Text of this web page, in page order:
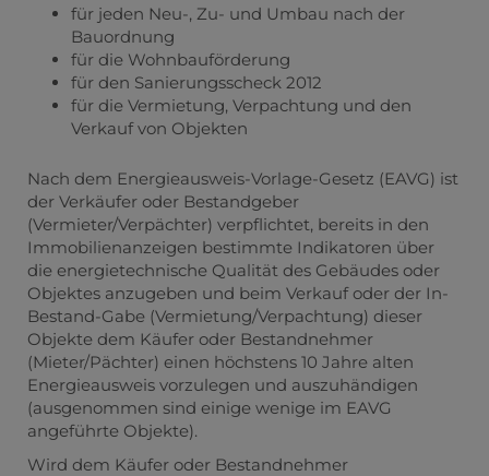
für jeden Neu-, Zu- und Umbau nach der
Bauordnung
für die Wohnbauförderung
für den Sanierungsscheck 2012
für die Vermietung, Verpachtung und den
Verkauf von Objekten
Nach dem Energieausweis-Vorlage-Gesetz (EAVG) ist
der Verkäufer oder Bestandgeber
(Vermieter/Verpächter) verpflichtet, bereits in den
Immobilienanzeigen bestimmte Indikatoren über
die energietechnische Qualität des Gebäudes oder
Objektes anzugeben und beim Verkauf oder der In-
Bestand-Gabe (Vermietung/Verpachtung) dieser
Objekte dem Käufer oder Bestandnehmer
(Mieter/Pächter) einen höchstens 10 Jahre alten
Energieausweis vorzulegen und auszuhändigen
(ausgenommen sind einige wenige im EAVG
angeführte Objekte).
Wird dem Käufer oder Bestandnehmer